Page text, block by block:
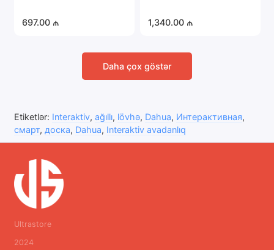
697.00 ₼ 1,340.00 ₼
Daha çox göstər
Etiketlər: Interaktiv, ağıllı, lövhə, Dahua, Интерактивная,
смарт, доска, Dahua, Interaktiv avadanlıq
Ultrastore
2024